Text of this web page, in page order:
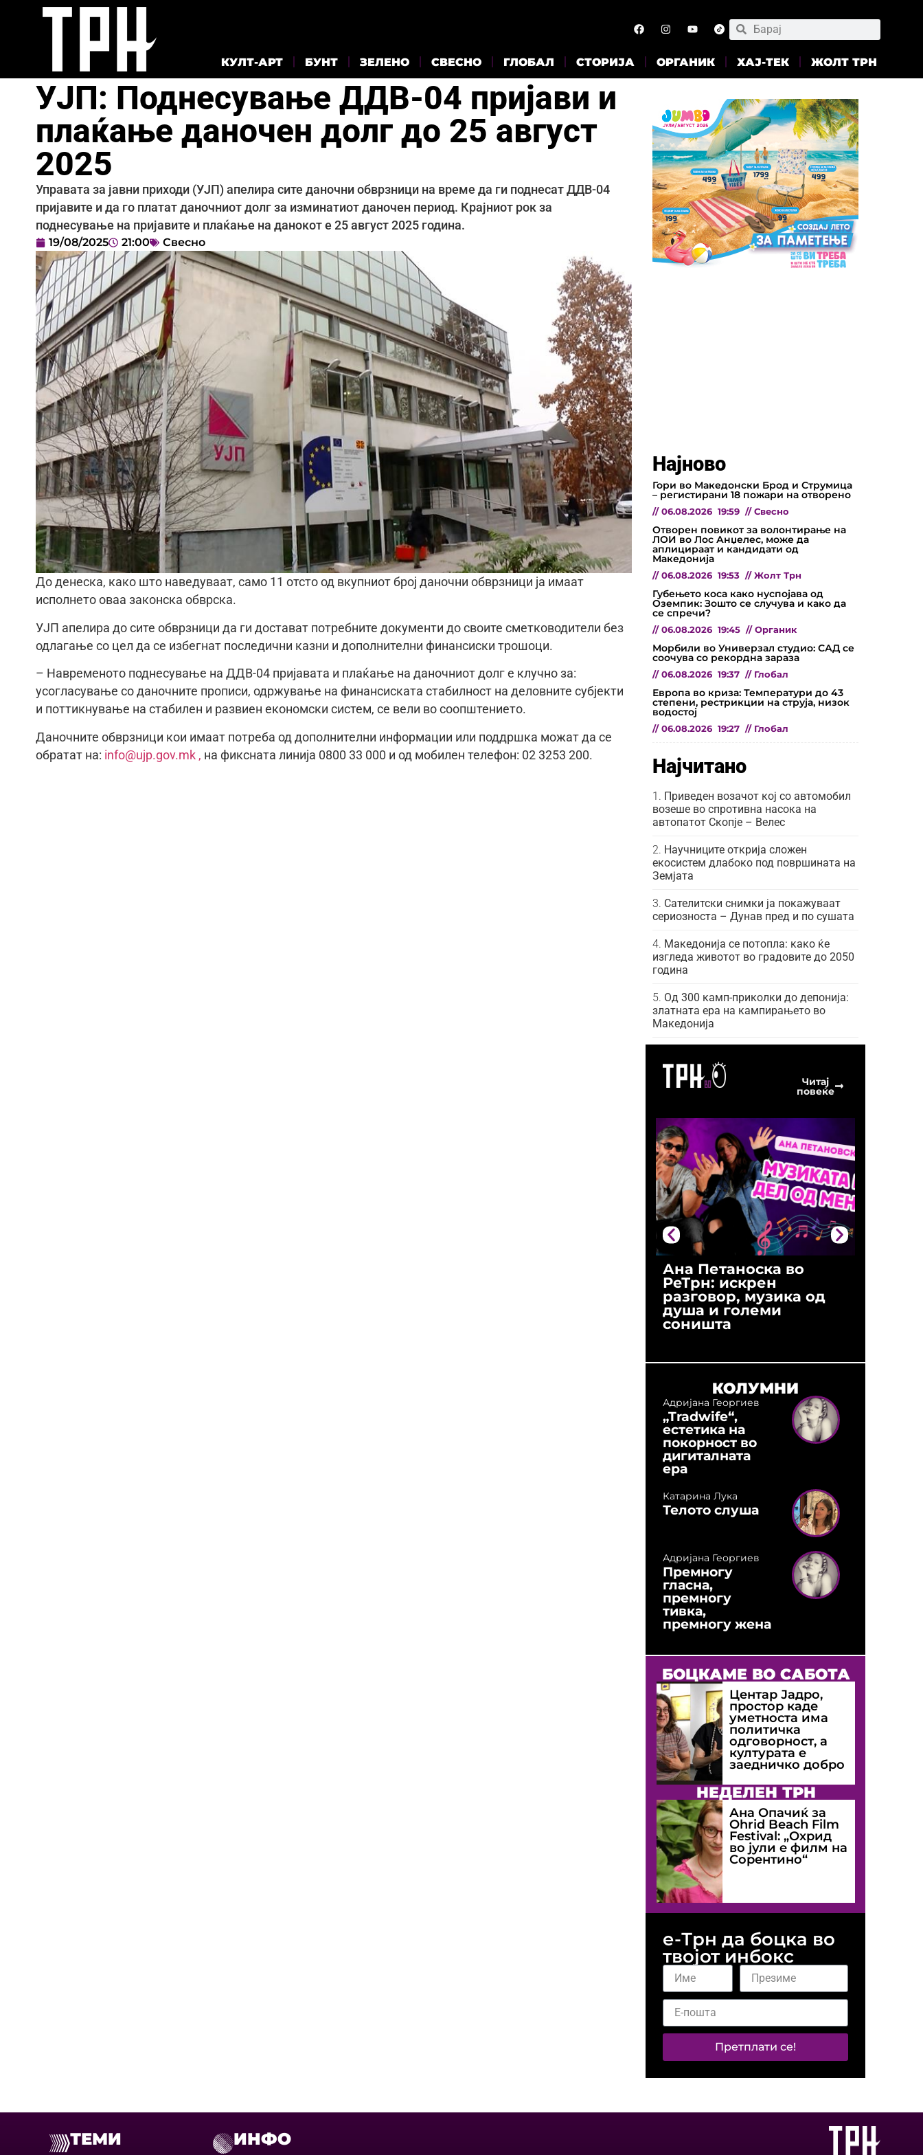
КУЛТ-АРТ БУНТ ЗЕЛЕНО СВЕСНО ГЛОБАЛ СТОРИЈА ОРГАНИК ХАЈ-ТЕК ЖОЛТ ТРН
УЈП: Поднесување ДДВ-04 пријави и
плаќање даночен долг до 25 август
2025
Управата за јавни приходи (УЈП) апелира сите даночни обврзници на време да ги поднесат ДДВ-04
пријавите и да го платат даночниот долг за изминатиот даночен период. Крајниот рок за
поднесување на пријавите и плаќање на данокот е 25 август 2025 година.
19/08/2025 21:00 Свесно
До денеска, како што наведуваат, само 11 отсто од вкупниот број даночни обврзници ја имаат
исполнето оваа законска обврска.
УЈП апелира до сите обврзници да ги достават потребните документи до своите сметководители без
одлагање со цел да се избегнат последични казни и дополнителни финансиски трошоци.
– Навременото поднесување на ДДВ-04 пријавата и плаќање на даночниот долг е клучно за:
усогласување со даночните прописи, одржување на финансиската стабилност на деловните субјекти
и поттикнување на стабилен и развиен економски систем, се вели во соопштението.
Даночните обврзници кои имаат потреба од дополнителни информации или поддршка можат да се
обратат на: info@ujp.gov.mk , на фиксната линија 0800 33 000 и од мобилен телефон: 02 3253 200.
Најново
Гори во Македонски Брод и Струмица
– регистирани 18 пожари на отворено
// 06.08.2026 19:59 // Свесно
Отворен повикот за волонтирање на
ЛОИ во Лос Анџелес, може да
аплицираат и кандидати од
Македонија
// 06.08.2026 19:53 // Жолт Трн
Губењето коса како нуспојава од
Оземпик: Зошто се случува и како да
се спречи?
// 06.08.2026 19:45 // Органик
Морбили во Универзал студио: САД се
соочува со рекордна зараза
// 06.08.2026 19:37 // Глобал
Европа во криза: Температури до 43
степени, рестрикции на струја, низок
водостој
// 06.08.2026 19:27 // Глобал
Најчитано
Приведен возачот кој со автомобил
возеше во спротивна насока на
автопатот Скопје – Велес
Научниците открија сложен
екосистем длабоко под површината на
Земјата
Сателитски снимки ја покажуваат
сериозноста – Дунав пред и по сушата
Македонија се потопла: како ќе
изгледа животот во градовите до 2050
година
Од 300 камп-приколки до депонија:
златната ера на кампирањето во
Македонија
Читај
повеќе
Ана Петаноска во
РеТрн: искрен
разговор, музика од
душа и големи
соништа
КОЛУМНИ
Адријана Георгиев
„Tradwife“,
естетика на
покорност во
дигиталната
ера
Катарина Лука
Телото слуша
Адријана Георгиев
Премногу
гласна,
премногу
тивка,
премногу жена
БОЦКАМЕ ВО САБОТА
Центар Јадро,
простор каде
уметноста има
политичка
одговорност, а
културата е
заедничко добро
НЕДЕЛЕН ТРН
Ана Опачиќ за
Оhrid Beach Film
Festival: „Охрид
во јули е филм на
Сорентино“
е-Трн да боцка во
твојот инбокс
Претплати се!
ТЕМИ ИНФО